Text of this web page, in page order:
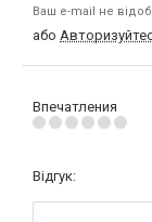
Ваш e-mail не
або
Впечатления
Відгук: